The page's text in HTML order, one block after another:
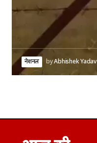
नेशनल byAbhishek Yadav